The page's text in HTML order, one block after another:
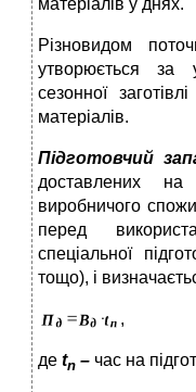
матеріалів у днях.
Різновидом
утворюється за
сезонної
матеріалів.
Підготовчий
доставлених на
виробничого
перед
спеціальної
тощо), і
,
де tn – час на